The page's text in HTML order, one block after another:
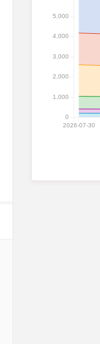
2026-07-30
0
1,000
2,000
3,000
4,000
5,000